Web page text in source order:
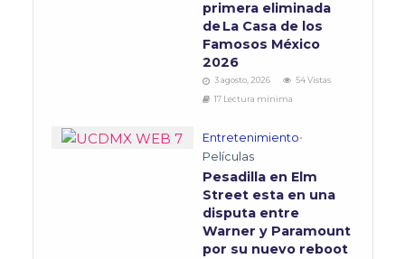
primera eliminada
de La Casa de los
Famosos México
2026
3 agosto, 2026
54 Vistas
17 Lectura mínima
Entretenimiento•
Películas
Pesadilla en Elm
Street esta en una
disputa entre
Warner y Paramount
por su nuevo reboot